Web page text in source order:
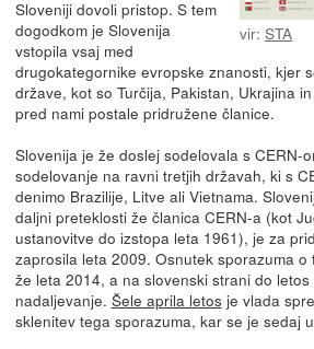
vir: STA
Sloveniji dovoli pristop. S tem
dogodkom je Slovenija
vstopila vsaj med
drugokategornike evropske znanosti, kjer
države, kot so Turčija, Pakistan, Ukrajina
pred nami postale pridružene članice.
Slovenija je že doslej sodelovala s CERN-
sodelovanje na ravni tretjih državah, ki s
denimo Brazilije, Litve ali Vietnama.
daljni preteklosti že članica CERN-a (kot
ustanovitve do izstopa leta 1961), je za
zaprosila leta 2009. Osnutek sporazuma o
že leta 2014, a na slovenski strani do
nadaljevanje. Šele aprila letosje vlada
sklenitev tega sporazuma, kar se je sedaj